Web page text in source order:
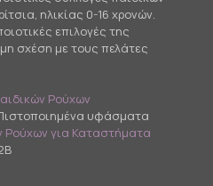
ηλικίας 0-16 χρονών.
επιλογές της
σχέση με τους πελάτες
Ρούχων
υφάσματα
Ρούχων για Καταστήματα